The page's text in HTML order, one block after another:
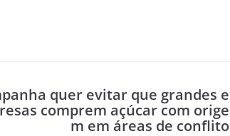
quer evitar que grandes e
comprem açúcar com orige
m em áreas de conflito